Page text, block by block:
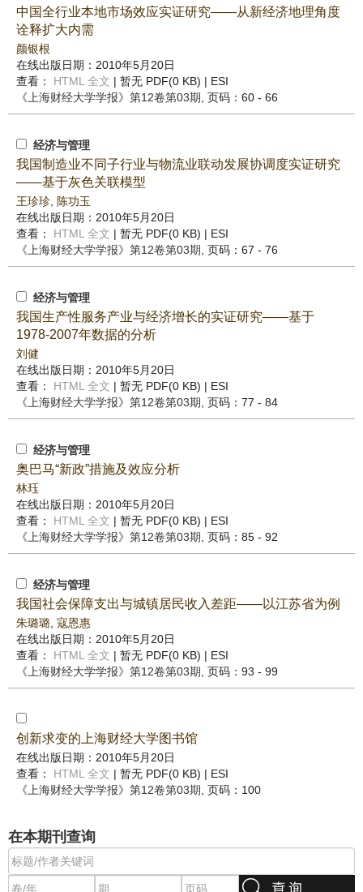
中国全行业本地市场效应实证研究——从新经济地理角度
诠释扩大内需
颜银根
在线出版日期：2010年5月20日
查看： HTML 全文 | 暂无 PDF(0 KB) | ESI
《上海财经大学学报》 第12卷第03期 , 页码：60 - 66
经济与管理
我国制造业不同子行业与物流业联动发展协调度实证研究
——基于灰色关联模型
王珍珍
陈功玉
在线出版日期：2010年5月20日
查看： HTML 全文 | 暂无 PDF(0 KB) | ESI
《上海财经大学学报》 第12卷第03期 , 页码：67 - 76
经济与管理
我国生产性服务产业与经济增长的实证研究——基于
1978-2007年数据的分析
刘健
在线出版日期：2010年5月20日
查看： HTML 全文 | 暂无 PDF(0 KB) | ESI
《上海财经大学学报》 第12卷第03期 , 页码：77 - 84
经济与管理
奥巴马“新政”措施及效应分析
林珏
在线出版日期：2010年5月20日
查看： HTML 全文 | 暂无 PDF(0 KB) | ESI
《上海财经大学学报》 第12卷第03期 , 页码：85 - 92
经济与管理
我国社会保障支出与城镇居民收入差距——以江苏省为例
朱璐璐 寇恩惠
在线出版日期：2010年5月20日
查看： HTML 全文 | 暂无 PDF(0 KB) | ESI
《上海财经大学学报》 第12卷第03期 , 页码：93 - 99
创新求变的上海财经大学图书馆
在线出版日期：2010年5月20日
查看： HTML 全文 | 暂无 PDF(0 KB) | ESI
《上海财经大学学报》 第12卷第03期 , 页码：100
在本期刊查询